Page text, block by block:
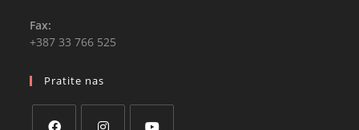
Fax:
+387 33 766 525
Pratite nas